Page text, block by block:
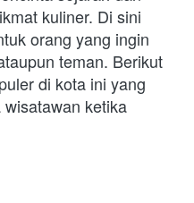
kuliner. Di sini
orang yang ingin
teman. Berikut
di kota ini yang
ketika